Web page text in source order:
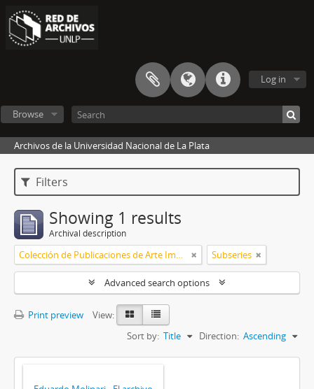
Log in
Browse
Archivos de la Universidad Nacional de La Plata
Filters
Showing 1 results
Archival description
Colección de Publicaciones de Arte Impreso Subseries
Advanced search options
Print preview
View:
Sort by: Title Direction: Ascending